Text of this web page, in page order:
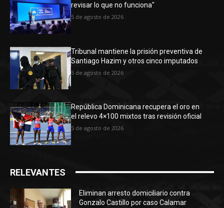
revisar lo que no funciona"
5 de agosto de 2026
Tribunal mantiene la prisión preventiva de
Santiago Hazim y otros cinco imputados
5 de agosto de 2026
República Dominicana recupera el oro en
el relevo 4×100 mixtos tras revisión oficial
5 de agosto de 2026
RELEVANTES
Eliminan arresto domiciliario contra
Gonzalo Castillo por caso Calamar